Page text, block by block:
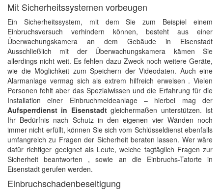
Mit Sicherheitssystemen vorbeugen
Ein Sicherheitssystem, mit dem Sie zum Beispiel einem
Einbruchsversuch verhindern können, besteht aus einer
Überwachungskamera an dem Gebäude in Eisenstadt
Ausschließlich mit der Überwachungskamera kämen Sie
allerdings nicht weit. Es fehlen dazu Zweck noch weitere Geräte,
wie die Möglichkeit zum Speichern der Videodaten. Auch eine
Alarmanlage vermag sich als extrem hilfreich erweisen . Vielen
Personen fehlt aber das Spezialwissen und die Erfahrung für die
Installation einer Einbruchmeldeanlage – hierbei mag der
Aufsperrdienst in Eisenstadtgleichermaßen unterstützen. Ist
Ihr Bedürfnis nach Schutz in den eigenen vier Wänden noch
immer nicht erfüllt, können Sie sich vom Schlüsseldienst ebenfalls
umfangreich zu Fragen der Sicherheit beraten lassen. Wer wäre
dafür richtiger geeignet als Leute, welche tagtäglich Fragen zur
Sicherheit beantworten , sowie an die Einbruchs-Tatorte in
Eisenstadt gerufen werden.
Einbruchschadenbeseitigung